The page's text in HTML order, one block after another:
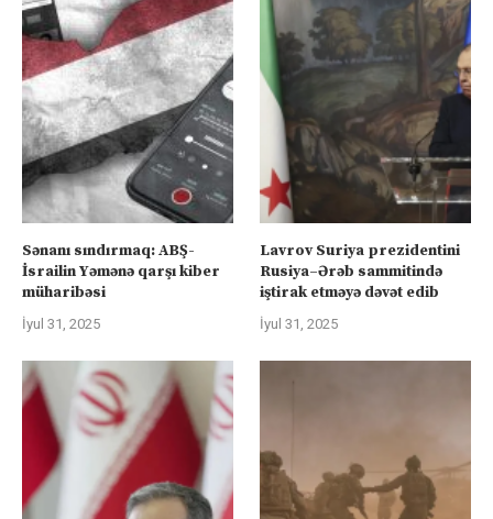
Sənanı sındırmaq: ABŞ-
İsrailin Yəmənə qarşı kiber
müharibəsi
İyul 31, 2025
Lavrov Suriya prezidentini
Rusiya–Ərəb sammitində
iştirak etməyə dəvət edib
İyul 31, 2025